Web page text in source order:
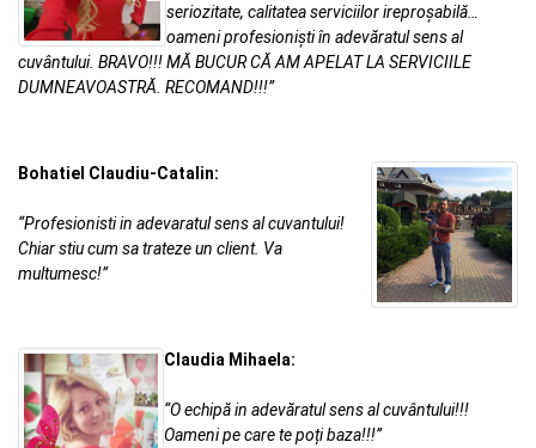
seriozitate, calitatea serviciilor ireproșabilă…
oameni profesioniști în adevăratul sens al
cuvântului. BRAVO!!! MĂ BUCUR CĂ AM APELAT LA SERVICIILE
DUMNEAVOASTRĂ. RECOMAND!!!”
Bohatiel Claudiu-Catalin:
“Profesionisti in adevaratul sens al cuvantului!
Chiar stiu cum sa trateze un client. Va
multumesc!”
Claudia Mihaela:
“O echipă in adevăratul sens al cuvântului!!!
Oameni pe care te poți baza!!!”